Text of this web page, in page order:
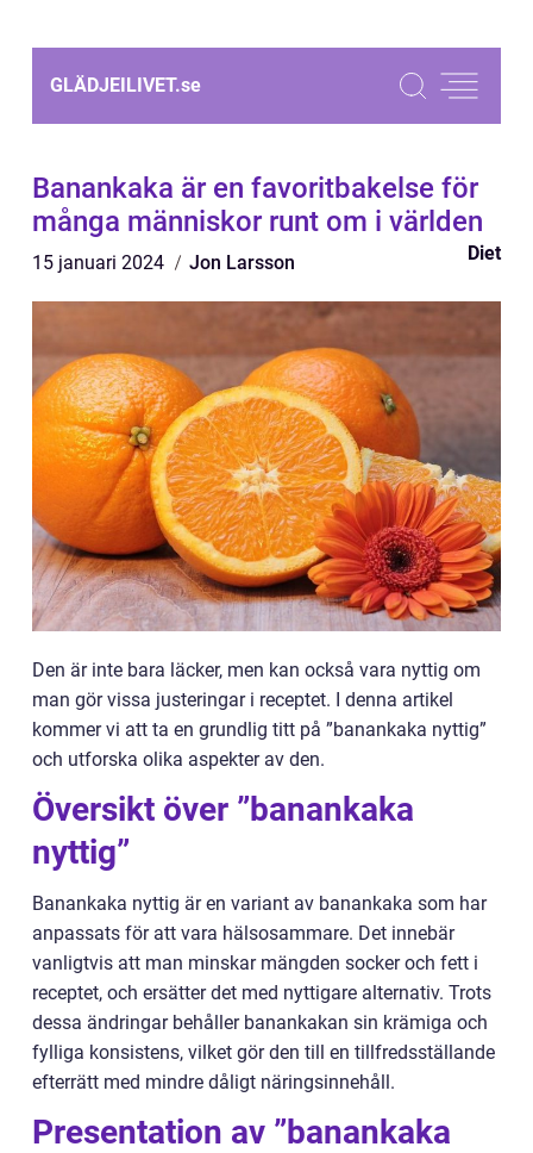
GLÄDJEILIVET.se
Banankaka är en favoritbakelse för
många människor runt om i världen
15 januari 2024 Jon Larsson Diet
Den är inte bara läcker, men kan också vara nyttig om
man gör vissa justeringar i receptet. I denna artikel
kommer vi att ta en grundlig titt på ”banankaka nyttig”
och utforska olika aspekter av den.
Översikt över ”banankaka
nyttig”
Banankaka nyttig är en variant av banankaka som har
anpassats för att vara hälsosammare. Det innebär
vanligtvis att man minskar mängden socker och fett i
receptet, och ersätter det med nyttigare alternativ. Trots
dessa ändringar behåller banankakan sin krämiga och
fylliga konsistens, vilket gör den till en tillfredsställande
efterrätt med mindre dåligt näringsinnehåll.
Presentation av ”banankaka